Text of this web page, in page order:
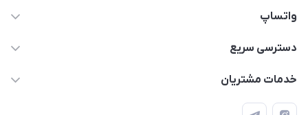
واتساپ
09933276933 واتس اپ و اینستاگرام - فقط
دسترسی سریع
حساب کاربری
خدمات مشتریان
قوانین و مقررات